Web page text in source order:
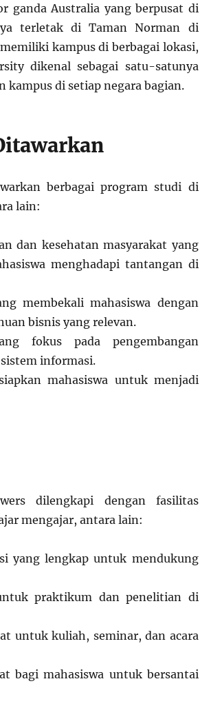
ganda Australia yang berpusat di
terletak di Taman Norman di
kampus di berbagai lokasi,
dikenal sebagai satu-satunya
kampus di setiap negara bagian.
berbagai program studi di
lain:
dan kesehatan masyarakat yang
menghadapi tantangan di
membekali mahasiswa dengan
bisnis yang relevan.
fokus pada pengembangan
informasi.
mahasiswa untuk menjadi
dilengkapi dengan fasilitas
mengajar, antara lain:
yang lengkap untuk mendukung
praktikum dan penelitian di
untuk kuliah, seminar, dan acara
bagi mahasiswa untuk bersantai